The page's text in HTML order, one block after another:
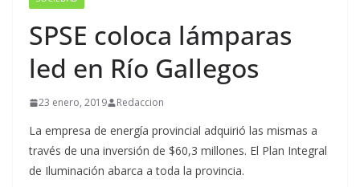
SPSE coloca lámparas
led en Río Gallegos
23 enero, 2019 Redaccion
La empresa de energía provincial adquirió las mismas a
través de una inversión de $60,3 millones. El Plan Integral
de Iluminación abarca a toda la provincia.